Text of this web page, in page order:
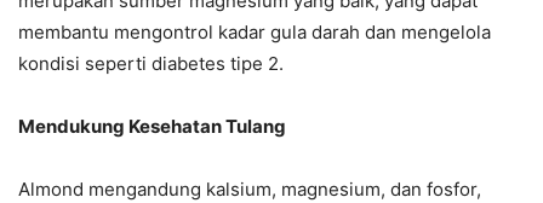
membantu mengontrol kadar gula darah dan mengelola
kondisi seperti diabetes tipe 2.
Mendukung Kesehatan Tulang
Almond mengandung kalsium, magnesium, dan fosfor,